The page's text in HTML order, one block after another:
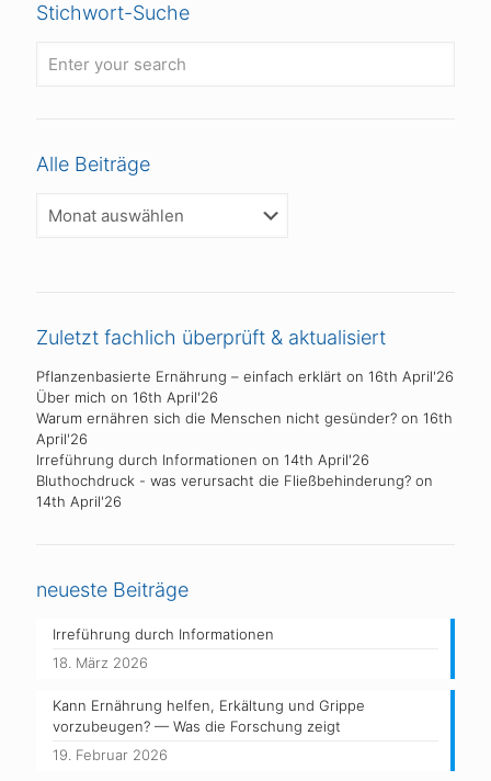
Stichwort-Suche
Alle Beiträge
Beiträge
Zuletzt fachlich überprüft & aktualisiert
Pflanzenbasierte Ernährung – einfach erklärt on 16th April'26
Über mich on 16th April'26
Warum ernähren sich die Menschen nicht gesünder? on 16th
April'26
Irreführung durch Informationen on 14th April'26
Bluthochdruck - was verursacht die Fließbehinderung? on
14th April'26
neueste Beiträge
Irreführung durch Informationen
18. März 2026
Kann Ernährung helfen, Erkältung und Grippe
vorzubeugen? — Was die Forschung zeigt
19. Februar 2026